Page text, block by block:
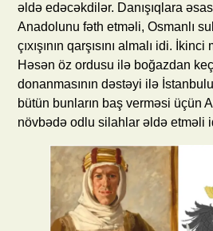
əldə edəcəkdilər. Danışıqlara
Anadolunu fəth etməli, Osmanlı
çıxışının qarşısını almalı idi.
Həsən öz ordusu ilə boğazdan
donanmasının dəstəyi ilə
bütün bunların baş verməsi üçün
növbədə odlu silahlar əldə etməli